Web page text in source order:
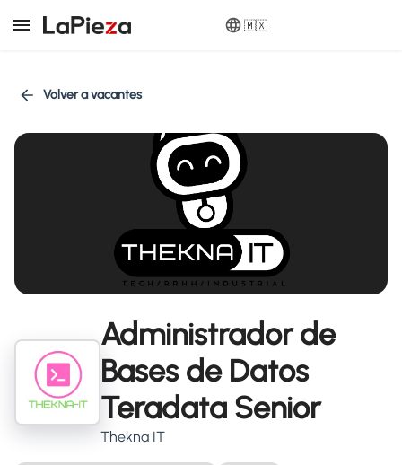
🇲🇽
Volver a vacantes
Administrador de
Bases de Datos
Teradata Senior
Thekna IT